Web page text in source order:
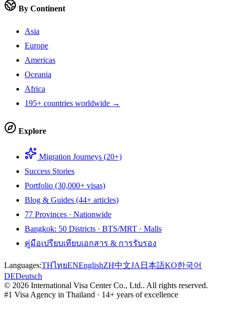
By Continent
Asia
Europe
Americas
Oceania
Africa
195+ countries worldwide →
Explore
Migration Journeys (20+)
Success Stories
Portfolio (30,000+ visas)
Blog & Guides (44+ articles)
77 Provinces · Nationwide
Bangkok: 50 Districts · BTS/MRT · Malls
คู่มือเปรียบเทียบเอกสาร & การรับรอง
Languages:THไทยENEnglishZH中文JA 日本語KO한국어
DEDeutsch
© 2026 International Visa Center Co., Ltd.. All rights reserved.
#1 Visa Agency in Thailand · 14+ years of excellence